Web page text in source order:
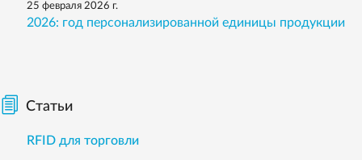
25 февраля 2026 г.
2026: год персонализированной единицы продукции
Статьи
RFID для торговли